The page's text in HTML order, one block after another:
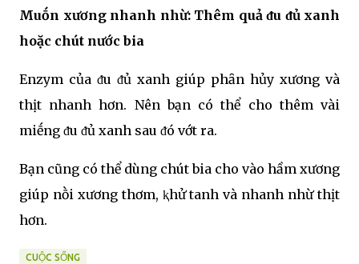
Muṓn xương nhanh nhừ: Thêm quả ᵭu ᵭủ xanh
hoặc chút nước bia
Enzym của ᵭu ᵭủ xanh giúp phȃn hủy xương và
thịt nhanh hơn. Nên bạn có thể cho thêm vài
miḗng ᵭu ᵭủ xanh sau ᵭó vớt ra.
Bạn cũng có thể dùng chút bia cho vào hầm xương
giúp nṑi xương thơm, ⱪhử tanh và nhanh nhừ thịt
hơn.
CUỘC SỐNG